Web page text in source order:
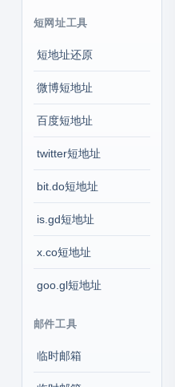
短网址工具
短地址还原
微博短地址
百度短地址
twitter短地址
bit.do短地址
is.gd短地址
x.co短地址
goo.gl短地址
邮件工具
临时邮箱